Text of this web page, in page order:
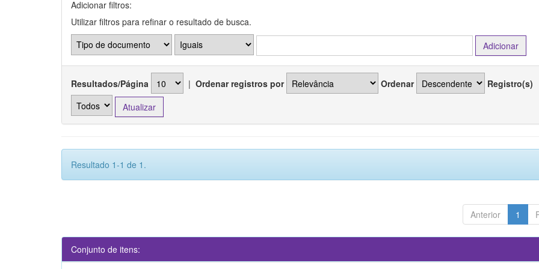
Adicionar filtros:
Utilizar filtros para refinar o resultado de busca.
Resultados/Página | Ordenar registros por Ordenar Registro(s)
Resultado 1-1 de 1.
Anterior 1
Conjunto de itens: